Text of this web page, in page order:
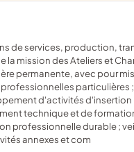
mission des Ateliers et
permanente, avec pour
d'activités
technique et de
professionnelle durable ;
annexes et com